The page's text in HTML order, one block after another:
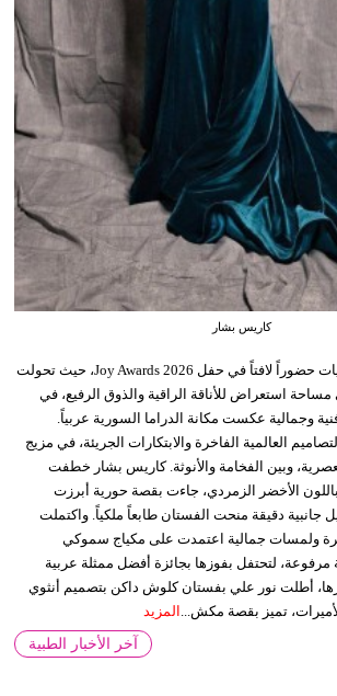
كاريس بشار
سجّلت النجمات السوريات حضوراً لافتاً في حفل Joy Awards 2026، حيث تحولت
استعراض للأناقة الراقية والذوق الرفيع، في
وجمالية عكست مكانة الدراما السورية عربياً.
العالمية الفاخرة والابتكارات الجريئة، في مزيج
وبين الفخامة والأنوثة. كاريس بشار خطفت
باللون الأخضر الزمردي، جاءت بقصة حورية أبرزت
جانبية دقيقة منحت الفستان طابعاً ملكياً. واكتملت
ولمسات جمالية اعتمدت على مكياج سموكي
لتحتفل بفوزها بجائزة أفضل ممثلة عربية
أطلت نور علي بفستان كلوش داكن بتصميم أنثوي
تميز بقصة مكش...
المزيد
آخر الأخبار الطبية